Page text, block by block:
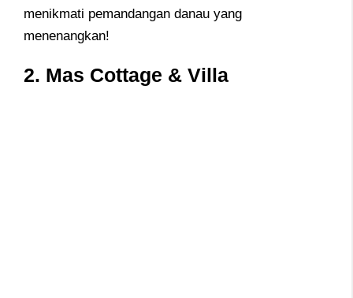
menikmati pemandangan danau yang
menenangkan!
2. Mas Cottage & Villa